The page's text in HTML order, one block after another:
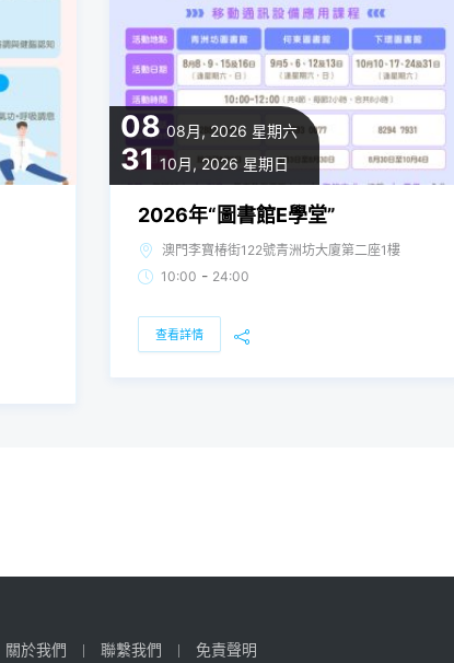
08 08月, 2026 星期六
31 10月, 2026 星期日
2026年“圖書館E學堂”
澳門李寶椿街122號青洲坊大廈第二座1樓
10:00 - 24:00
查看詳情
關於我們 聯繫我們 免責聲明